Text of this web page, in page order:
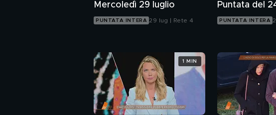
Mercoledì 29 luglio
PUNTATA INTERA 29 lug | Rete 4
Puntata del
PUNTATA INTERA
1 MIN